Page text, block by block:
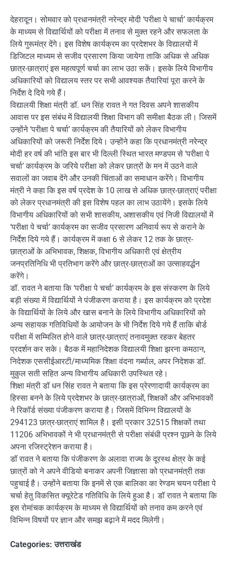
देहरादून। सोमवार को प्रधानमंत्री नरेन्द्र मोदी ‘परीक्षा पे चार्चा’ कार्यक्रम
के माध्यम से विद्यार्थियों को परीक्षा में तनाव से मुक्त रहने और सफलता के
लिये गुरूमंत्र देंगे। इस विशेष कार्यक्रम का प्रदेशभर के विद्यालयों में
डिजिटल माध्यम से सजीव प्रसारण किया जायेगा ताकि अधिक से अधिक
छात्र-छात्राएं इस महत्वपूर्ण चर्चा का लाभ उठा सकें। इसके लिये विभागीय
अधिकारियों को विद्यालय स्तर पर सभी आवश्यक तैयारियां पूरा करने के
निर्देश दे दिये गये हैं।
विद्यालयी शिक्षा मंत्री डॉ. धन सिंह रावत ने गत दिवस अपने शासकीय
आवास पर इस संबंध में विद्यालयी शिक्षा विभाग की समीक्षा बैठक ली। जिसमें
उन्होंने ‘परीक्षा पे चर्चा’ कार्यक्रम की तैयारियों को लेकर विभागीय
अधिकारियों को जरूरी निर्देश दिये। उन्होंने कहा कि प्रधानमंत्री नरेन्द्र
मोदी हर वर्ष की भांति इस बार भी दिल्ली स्थित भारत मण्डपम से ‘परीक्षा पे
चर्चा’ कार्यक्रम के जरिये परीक्षा को लेकर छात्रों के मन में उठने वाले
सवालों का जवाब देंगे और उनकी चिंताओं का समाधान करेंगे। विभागीय
मंत्री ने कहा कि इस वर्ष प्रदेश के 10 लाख से अधिक छात्र-छात्राएं परीक्षा
को लेकर प्रधानमंत्री की इस विशेष पहल का लाभ उठायेंगे। इसके लिये
विभागीय अधिकारियों को सभी शासकीय, अशासकीय एवं निजी विद्यालयों में
‘परीक्षा पे चर्चा’ कार्यक्रम का सजीव प्रसारण अनिवार्य रूप से कराने के
निर्देश दिये गये हैं। कार्यक्रम में कक्षा 6 से लेकर 12 तक के छात्र-
छात्राओं के अभिभावक, शिक्षक, विभागीय अधिकारी एवं क्षेत्रीय
जनप्रतिनिधि भी प्रतिभाग करेंगे और छात्र-छात्राओं का उत्साहवर्द्धन
करेंगे।
डॉ. रावत ने बताया कि ‘परीक्षा पे चर्चा’ कार्यक्रम के इस संस्करण के लिये
बड़ी संख्या में विद्यार्थियों ने पंजीकरण कराया है। इस कार्यक्रम को प्रदेश
के विद्यार्थियों के लिये और खास बनाने के लिये विभागीय अधिकारियों को
अन्य सहायक गतिविधियों के आयोजन के भी निर्देश दिये गये हैं ताकि बोर्ड
परीक्षा में सम्मिलित होने वाले छात्र-छात्राएं तनावमुक्त रहकर बेहतर
प्रदर्शन कर सके। बैठक में महानिदेशक विद्यालयी शिक्षा झरना कमठान,
निदेशक एससीईआरटी/माध्यमिक शिक्षा वंदना गर्ब्याल, अपर निदेशक डॉ.
मुकुल सती सहित अन्य विभागीय अधिकारी उपस्थित रहे।
शिक्षा मंत्री डॉ धन सिंह रावत ने बताया कि इस प्रेरणादायी कार्यक्रम का
हिस्सा बनने के लिये प्रदेशभर के छात्र-छात्राओं, शिक्षकों और अभिभावकों
ने रिकॉर्ड संख्या पंजीकरण कराया है। जिसमें विभिन्न विद्यालयों के
294123 छात्र-छात्राएं शामिल है। इसी प्रकार 32515 शिक्षकों तथा
11206 अभिभावकों ने भी प्रधानमंत्री से परीक्षा संबंधी प्रश्न पूछने के लिये
अपना रजिस्ट्रेशन कराया है।
डॉ रावत ने बताया कि पंजीकरण के अलावा राज्य के दूरस्थ क्षेत्र के कई
छात्रों को ने अपने वीडियो बनाकर अपनी जिज्ञासा को प्रधानमंत्री तक
पहुचाई है। उन्होंने बताया कि इनमें से एक बालिका का रेण्डम चयन परीक्षा पे
चर्चा हेतु विकसित क्यूरेटेड गतिविधि के लिये हुआ है। डॉ रावत ने बताया कि
इस रोमांचक कार्यक्रम के माध्यम से विद्यार्थियों को तनाव कम करने एवं
विभिन्न विषयों पर ज्ञान और समझ बढ़ाने में मदद मिलेगी।
Categories:उत्तराखंड